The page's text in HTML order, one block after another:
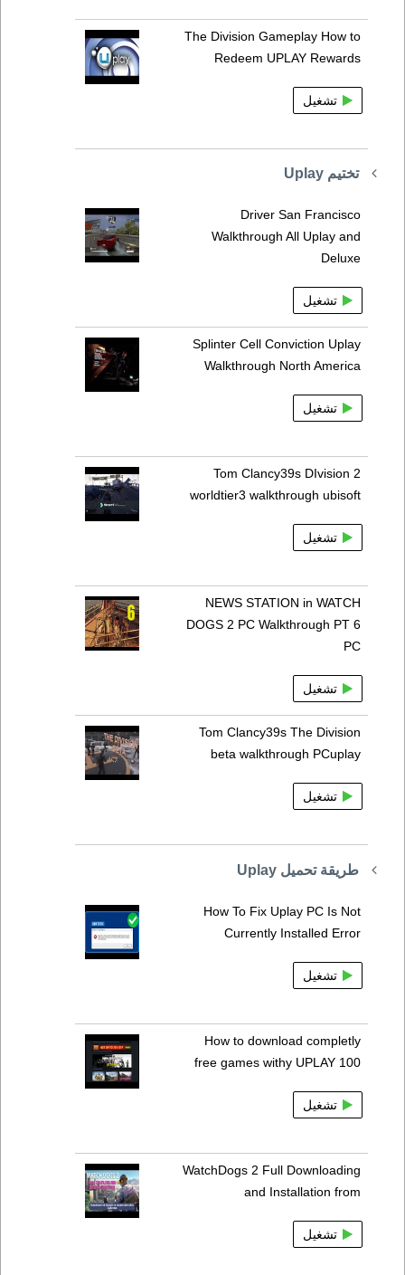
The Division Gameplay How to
Redeem UPLAY Rewards
تشغيل
تختيم Uplay
Driver San Francisco
Walkthrough All Uplay and
Deluxe
تشغيل
Splinter Cell Conviction Uplay
Walkthrough North America
تشغيل
Tom Clancy39s DIvision 2
worldtier3 walkthrough ubisoft
تشغيل
NEWS STATION in WATCH
DOGS 2 PC Walkthrough PT 6
PC
تشغيل
Tom Clancy39s The Division
beta walkthrough PCuplay
تشغيل
طريقة تحميل Uplay
How To Fix Uplay PC Is Not
Currently Installed Error
تشغيل
How to download completly
free games withy UPLAY 100
تشغيل
WatchDogs 2 Full Downloading
and Installation from
تشغيل